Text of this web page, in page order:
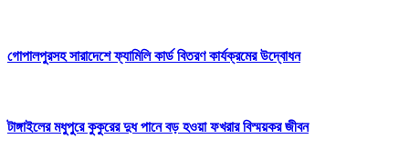
গোপালপুরসহ সারাদেশে ফ্যামিলি কার্ড বিতরণ কার্যক্রমের উদ্বোধন
টাঙ্গাইলের মধুপুরে কুকুরের দুধ পানে বড় হওয়া ফখরার বিস্ময়কর জীবন